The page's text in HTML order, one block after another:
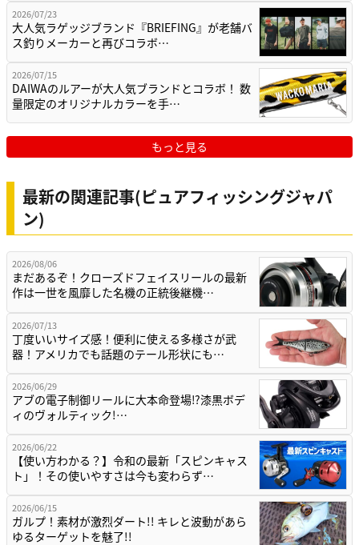
2026/07/23
大人気ラゲッジブランド『BRIEFING』が老舗バ
ス釣りメーカーと再びコラボ…
2026/07/15
DAIWAのルアーが大人気ブランドとコラボ！ 数
量限定のオリジナルカラーを手…
もっと見る
最新の関連記事(ピュアフィッシングジャパ
ン)
2026/08/06
まだあるぞ！クローズドフェイスリールの最新
作は一世を風靡した名機の正統後継機…
2026/07/13
丁度いいサイズ感！便利に使える多様さが武
器！アメリカでも話題のテール形状にも…
2026/06/29
アブの電子制御リールに大本命登場⁉漆黒ボデ
ィのヴォルティック!…
2026/06/22
【使い方わかる？】令和の最新「スピンキャス
ト」！その使いやすさは今も変わらず…
2026/06/15
ガルプ！素材が激烈ダート!! キレと波動があら
ゆるターゲットを魅了!!